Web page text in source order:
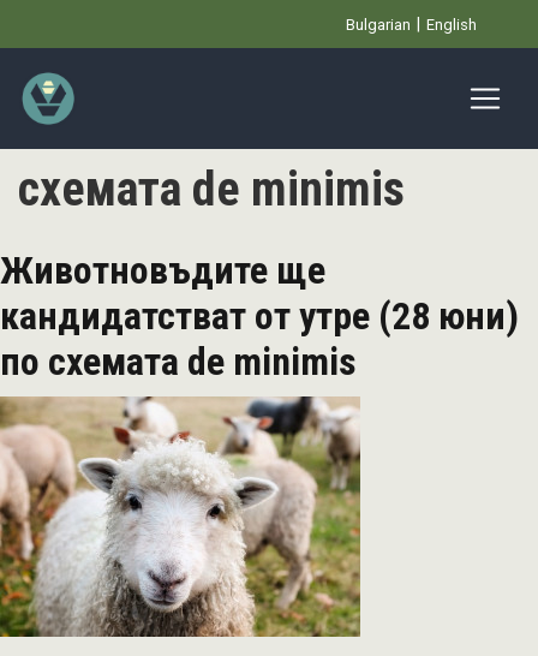
към
Bulgarian English
схемата de minimis
Животновъдите ще
кандидатстват от утре (28 юни)
по схемата de minimis